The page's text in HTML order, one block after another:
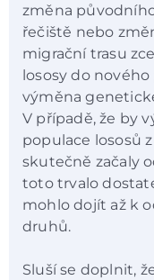
změna
řečiště nebo
migrační trasu
lososy do
výměna
V případě, že by
populace lososů
skutečně začaly
toto trvalo
mohlo dojít až k
druhů.
Sluší se doplnit,